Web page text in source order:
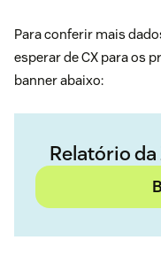
Para conferir mais
esperar de CX para os
banner abaixo:
Relatório da